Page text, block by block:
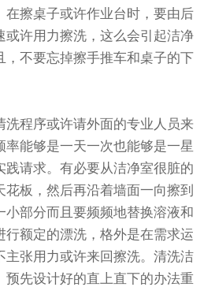
在擦桌子或许作业台时，要由后
或许用力擦洗，这么会引起洁净
，不要忘掉擦手推车和桌子的下
洗程序或许请外面的专业人员来
率能够是一天一次也能够是一星
践请求。有必要从洁净室很脏的
板，然后再沿着墙面一向擦到
小部分而且要频频地替换溶液和
行额定的漂洗，格外是在需求运
主张用力或许来回擦洗。清洗洁
预先设计好的直上直下的办法重